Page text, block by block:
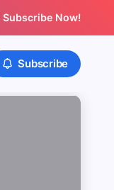
Subscribe Now!
Subscribe